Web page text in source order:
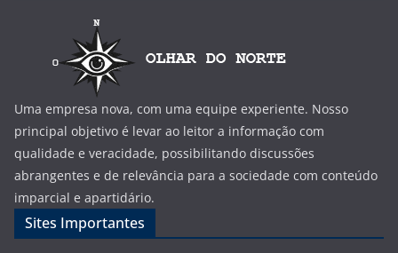
Uma empresa nova, com uma equipe experiente. Nosso
principal objetivo é levar ao leitor a informação com
qualidade e veracidade, possibilitando discussões
abrangentes e de relevância para a sociedade com conteúdo
imparcial e apartidário.
Sites Importantes